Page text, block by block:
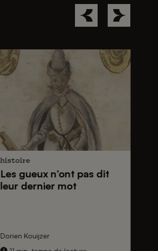
histoire
Les gueuxn’ont pas dit
leur dernier mot
Dorien Kouijzer